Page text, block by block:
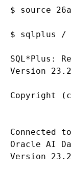
$ source
$ sqlplus /
SQL*Plus:
Version
Copyright
Connected
Oracle AI
Version